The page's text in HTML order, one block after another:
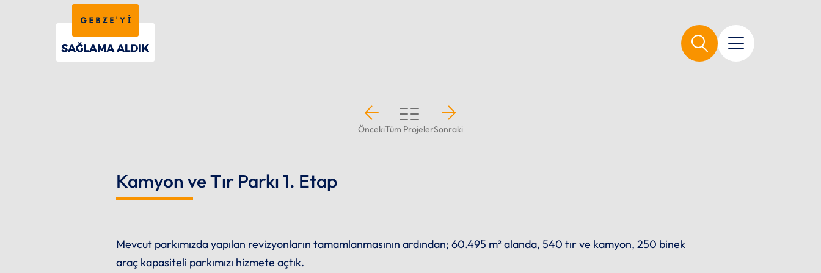
ÖncekiTüm ProjelerSonraki
Kamyon ve Tır Parkı 1. Etap
Mevcut parkımızda yapılan revizyonların tamamlanmasının ardından; 60.495 m² alanda, 540 tır ve kamyon, 250 binek
araç kapasiteli parkımızı hizmete açtık.